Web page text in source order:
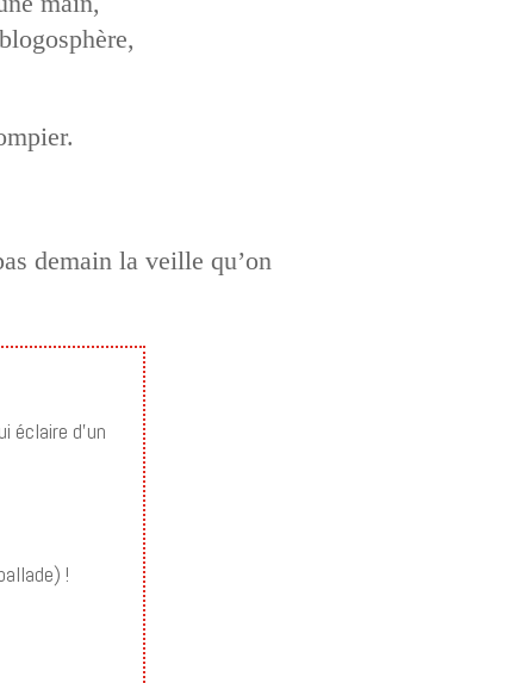
demain la veille qu’on
éclaire d’un
!